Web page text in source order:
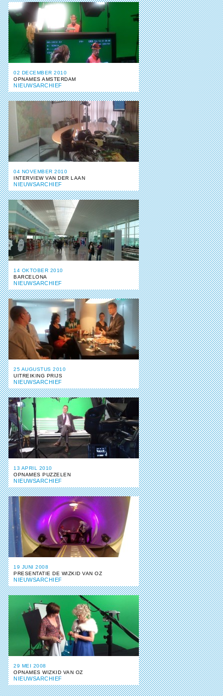
02 DECEMBER 2010
OPNAMES AMSTERDAM
NIEUWSARCHIEF
04 NOVEMBER 2010
INTERVIEW VAN DER LAAN
NIEUWSARCHIEF
14 OKTOBER 2010
BARCELONA
NIEUWSARCHIEF
25 AUGUSTUS 2010
UITREIKING PRIJS
NIEUWSARCHIEF
13 APRIL 2010
OPNAMES PUZZELEN
NIEUWSARCHIEF
19 JUNI 2008
PRESENTATIE DE WIZKID VAN OZ
NIEUWSARCHIEF
29 MEI 2008
OPNAMES WIZKID VAN OZ
NIEUWSARCHIEF